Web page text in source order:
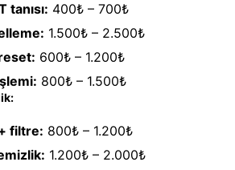
tanısı: 400₺ – 700₺
1.500₺ – 2.500₺
600₺ – 1.200₺
800₺ – 1.500₺
filtre: 800₺ – 1.200₺
1.200₺ – 2.000₺